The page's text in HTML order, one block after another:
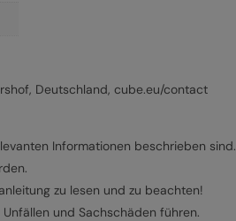
Deutschland, cube.eu/contact
Informationen beschrieben sind.
zu lesen und zu beachten!
und Sachschäden führen.